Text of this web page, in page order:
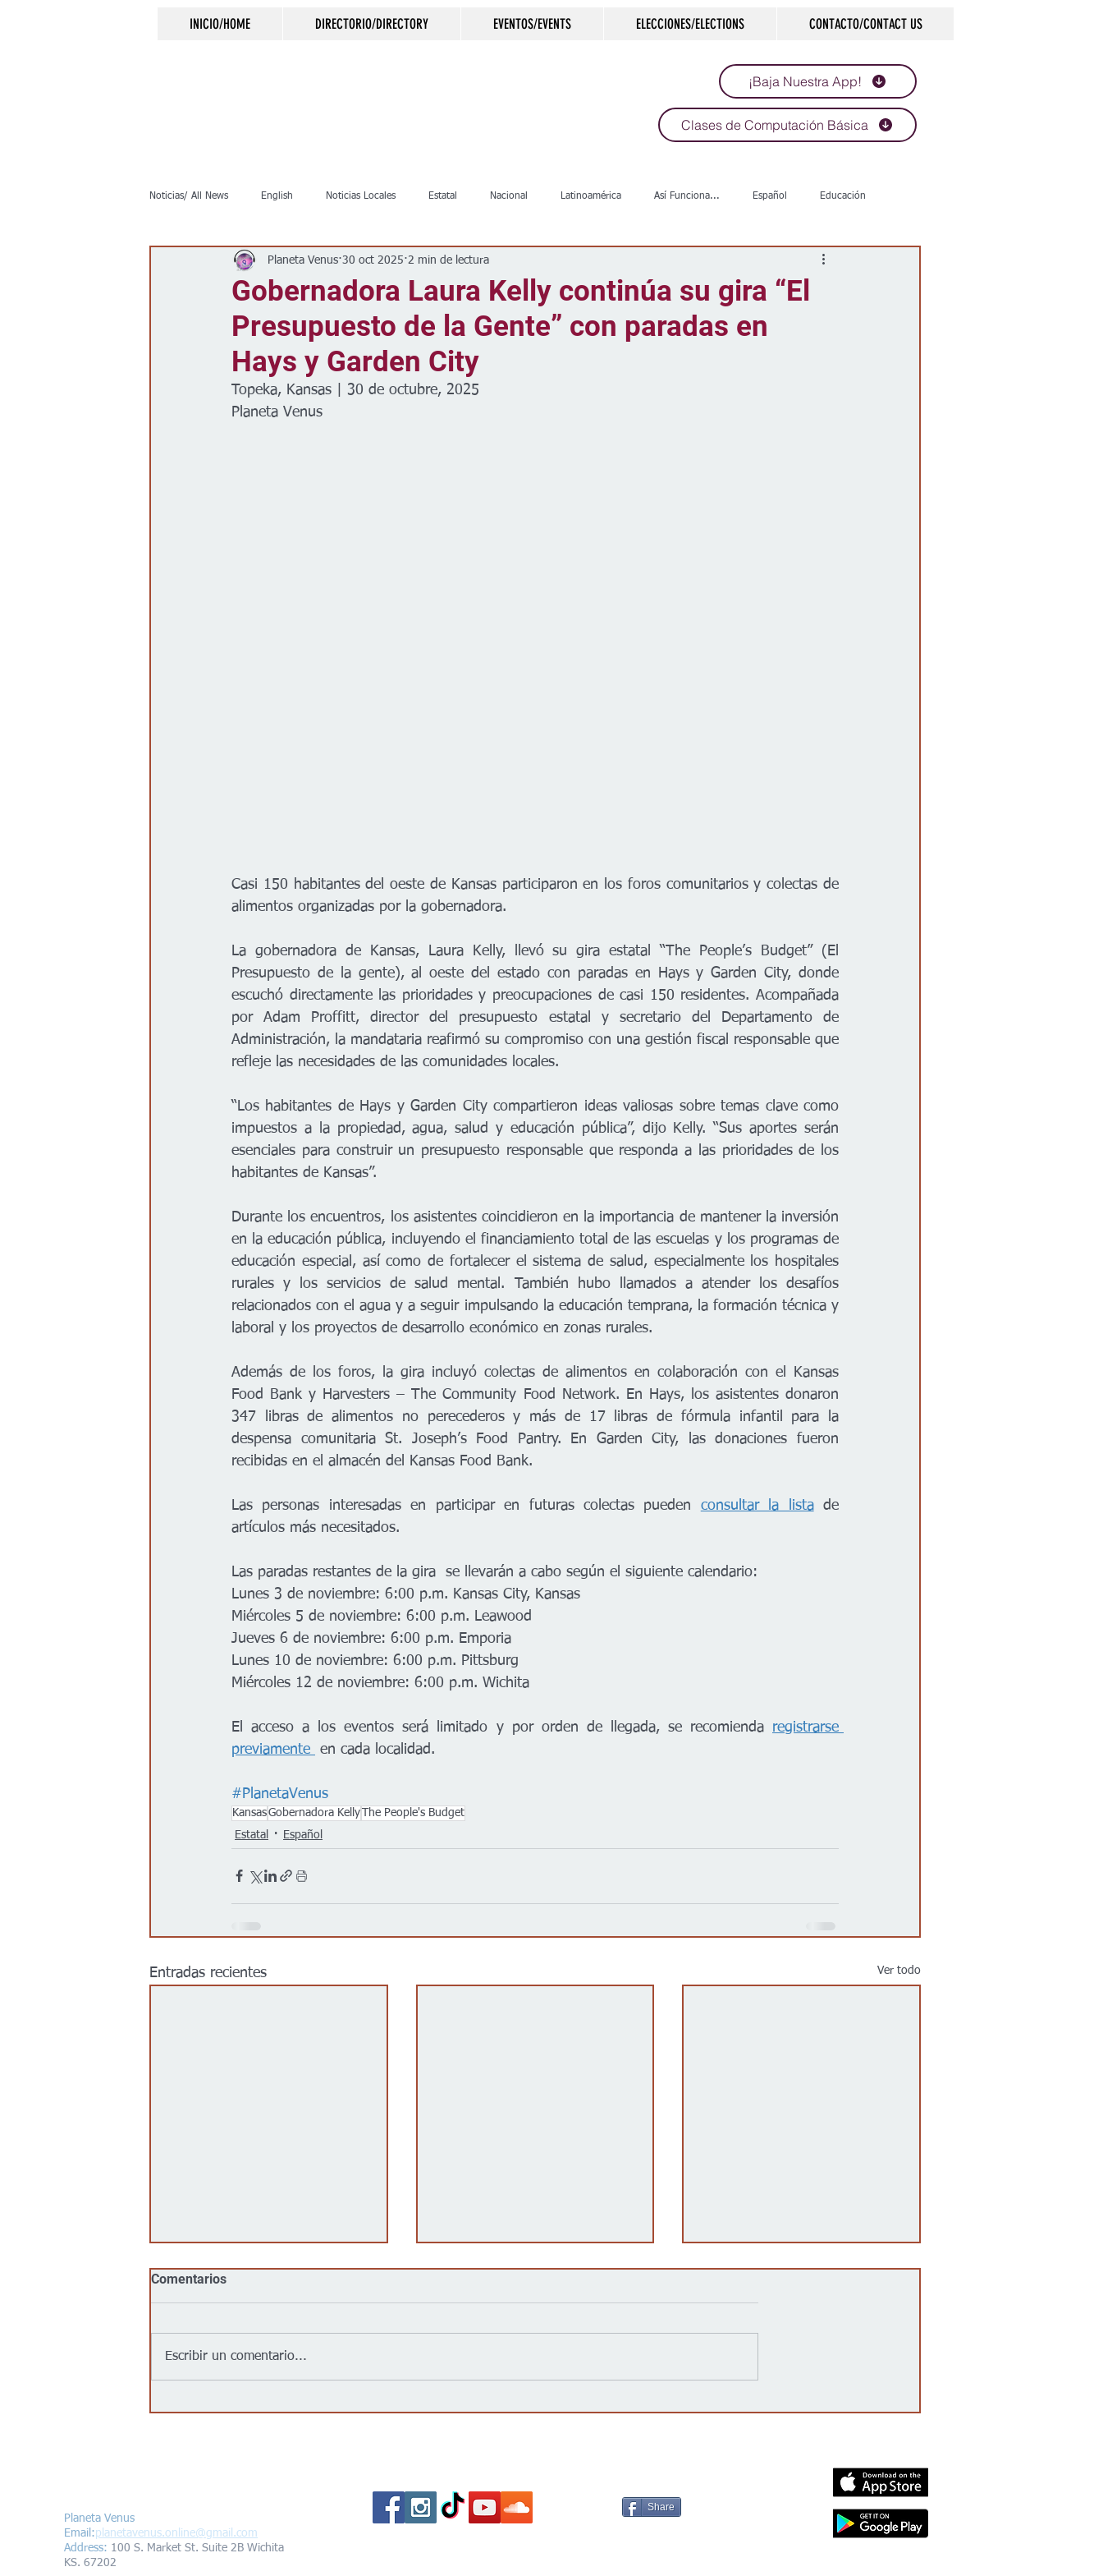
INICIO/HOME DIRECTORIO/DIRECTORY EVENTOS/EVENTS ELECCIONES/ELECTIONS CONTACTO/CONTACT US
¡Baja Nuestra App!
Clases de Computación Básica
Noticias/ All News English Noticias Locales Estatal Nacional Latinoamérica Así Funciona... Español Educación
Inmigración Crimen Negocios Salud Arte & Cultura
Clima Vivienda Escuelas Calles Desamparados Carreteras Comunidad
Espectáculos
Gobernadora Laura Kelly continúa su gira “El
Presupuesto de la Gente” con paradas en
Hays y Garden City
Planeta Venus 30 oct 2025 2 min de lectura
Topeka, Kansas | 30 de octubre, 2025
Planeta Venus
Casi 150 habitantes del oeste de Kansas participaron en los foros comunitarios y colectas de
alimentos organizadas por la gobernadora.
La gobernadora de Kansas, Laura Kelly, llevó su gira estatal “The People’s Budget” (El
Presupuesto de la gente), al oeste del estado con paradas en Hays y Garden City, donde
escuchó directamente las prioridades y preocupaciones de casi 150 residentes. Acompañada
por Adam Proffitt, director del presupuesto estatal y secretario del Departamento de
Administración, la mandataria reafirmó su compromiso con una gestión fiscal responsable que
refleje las necesidades de las comunidades locales.
“Los habitantes de Hays y Garden City compartieron ideas valiosas sobre temas clave como
impuestos a la propiedad, agua, salud y educación pública”, dijo Kelly. “Sus aportes serán
esenciales para construir un presupuesto responsable que responda a las prioridades de los
habitantes de Kansas”.
Durante los encuentros, los asistentes coincidieron en la importancia de mantener la inversión
en la educación pública, incluyendo el financiamiento total de las escuelas y los programas de
educación especial, así como de fortalecer el sistema de salud, especialmente los hospitales
rurales y los servicios de salud mental. También hubo llamados a atender los desafíos
relacionados con el agua y a seguir impulsando la educación temprana, la formación técnica y
laboral y los proyectos de desarrollo económico en zonas rurales.
Además de los foros, la gira incluyó colectas de alimentos en colaboración con el Kansas
Food Bank y Harvesters – The Community Food Network. En Hays, los asistentes donaron
347 libras de alimentos no perecederos y más de 17 libras de fórmula infantil para la
despensa comunitaria St. Joseph’s Food Pantry. En Garden City, las donaciones fueron
recibidas en el almacén del Kansas Food Bank.
Las personas interesadas en participar en futuras colectas pueden consultar la lista de
artículos más necesitados.
Las paradas restantes de la gira  se llevarán a cabo según el siguiente calendario:
Lunes 3 de noviembre: 6:00 p.m. Kansas City, Kansas
Miércoles 5 de noviembre: 6:00 p.m. Leawood
Jueves 6 de noviembre: 6:00 p.m. Emporia
Lunes 10 de noviembre: 6:00 p.m. Pittsburg
Miércoles 12 de noviembre: 6:00 p.m. Wichita
El acceso a los eventos será limitado y por orden de llegada, se recomienda registrarse
previamente
en cada localidad.
#PlanetaVenus
KansasGobernadora KellyThe People's Budget
Estatal
Español
Entradas recientes Ver todo
Comentarios
Escribir un comentario...
Planeta Venus
Email:planetavenus.online@gmail.com
Address: 100 S. Market St. Suite 2B Wichita
KS. 67202
Share